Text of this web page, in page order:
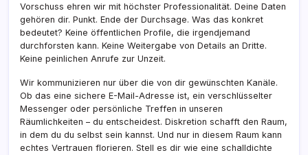
Vorschuss ehren wir mit höchster Professionalität. Deine Daten
gehören dir. Punkt. Ende der Durchsage. Was das konkret
bedeutet? Keine öffentlichen Profile, die irgendjemand
durchforsten kann. Keine Weitergabe von Details an Dritte.
Keine peinlichen Anrufe zur Unzeit.
Wir kommunizieren nur über die von dir gewünschten Kanäle.
Ob das eine sichere E-Mail-Adresse ist, ein verschlüsselter
Messenger oder persönliche Treffen in unseren
Räumlichkeiten – du entscheidest. Diskretion schafft den Raum,
in dem du du selbst sein kannst. Und nur in diesem Raum kann
echtes Vertrauen florieren. Stell es dir wie eine schalldichte